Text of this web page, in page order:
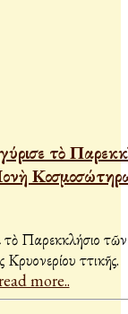
τὸ
τὸ Παρεκκλήσιο
more..